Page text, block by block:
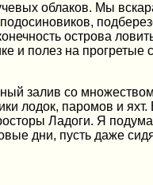
облаков. Мы
острова
и полез на
залив со
лодок, паромов и яхт.
Ладоги. Я
дни, пусть даже